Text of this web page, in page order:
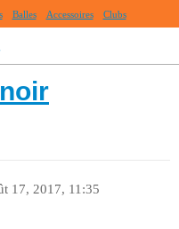
Balles Accessoires Clubs
17, 2017, 11:35